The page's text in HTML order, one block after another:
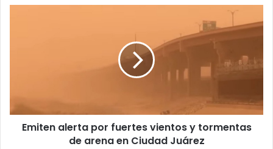
arena
Emiten alerta por fuertes vientos y tormentas
de arena en Ciudad Juárez